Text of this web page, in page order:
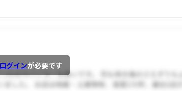
ログインが必要です